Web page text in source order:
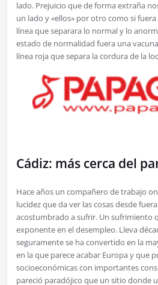
lado. Prejuicio que de forma extraña
un lado y «ellos» por otro como si
línea que separara lo normal y lo
estado de normalidad fuera una
línea roja que separa la cordura de la
Cádiz: más cerca del
Hace años un compañero de trabajo
lucidez que da ver las cosas desde
acostumbrado a sufrir. Un sufrimiento
exponente en el desempleo. Lleva
seguramente se ha convertido en la
en la que parece acabar Europa y que
socioeconómicas con importantes
pareció paradójico que un sitio donde